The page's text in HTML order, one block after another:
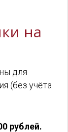
на
для
(без учёта
рублей.